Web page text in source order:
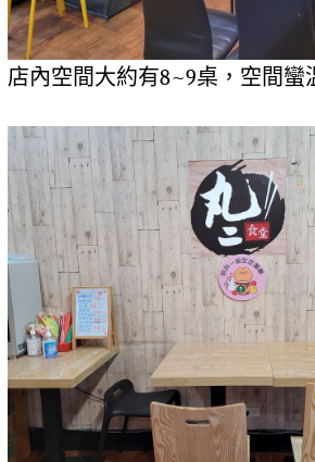
店內空間大約有8~9桌，空間蠻